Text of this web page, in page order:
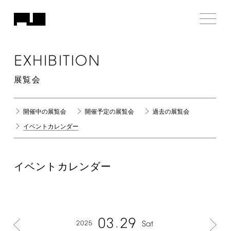
EXHIBITION
展覧会
開催中の展覧会 開催予定の展覧会 過去の展覧会
イベントカレンダー
イベントカレンダー
2025 03 29 Sat